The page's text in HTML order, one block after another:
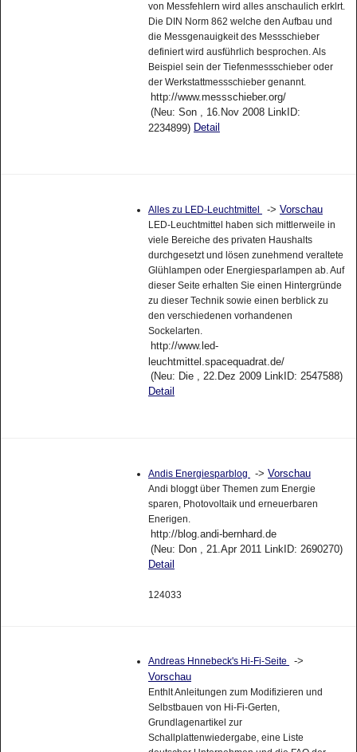
von Messfehlern wird alles anschaulich erklrt.
Die DIN Norm 862 welche den Aufbau und
die Messgenauigkeit des Messschieber
definiert wird ausführlich besprochen. Als
Beispiel sein der Tiefenmessschieber oder
der Werkstattmessschieber genannt.
http://www.messschieber.org/
(Neu: Son , 16.Nov 2008 LinkID:
2234899) Detail
Alles zu LED-Leuchtmittel -> Vorschau
LED-Leuchtmittel haben sich mittlerweile in
viele Bereiche des privaten Haushalts
durchgesetzt und lösen zunehmend veraltete
Glühlampen oder Energiesparlampen ab. Auf
dieser Seite erhalten Sie einen Hintergründe
zu dieser Technik sowie einen berblick zu
den verschiedenen vorhandenen
Sockelarten.
http://www.led-
leuchtmittel.spacequadrat.de/
(Neu: Die , 22.Dez 2009 LinkID: 2547588)
Detail
Andis Energiesparblog -> Vorschau
Andi bloggt über Themen zum Energie
sparen, Photovoltaik und erneuerbaren
Enerigen.
http://blog.andi-bernhard.de
(Neu: Don , 21.Apr 2011 LinkID: 2690270)
Detail
124033
Andreas Hnnebeck's Hi-Fi-Seite
->
Vorschau
Enthlt Anleitungen zum Modifizieren und
Selbstbauen von Hi-Fi-Gerten,
Grundlagenartikel zur
Schallplattenwiedergabe, eine Liste